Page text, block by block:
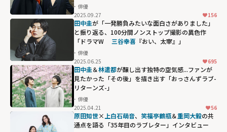
俳優
2025.09.27
156
田中圭が「一発勝負みたいな面白さがありました」
と振り返る、100分間ノンストップ撮影の異色作
「ドラマW 三谷幸喜 『おい、太宰』」
俳優
2025.06.25
695
田中圭＆林遣都が醸し出す独特の空気感...ファンが
見たかった「その後」を描き出す「おっさんずラブ-
リターンズ-」
俳優
2025.04.21
56
原田知世× 上白石萌音、 笑福亭鶴瓶＆重岡大毅の共
通点を語る「35年目のラブレター」インタビュー